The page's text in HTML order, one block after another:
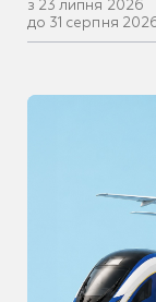
з 23 липня 2026
до 31 серпня